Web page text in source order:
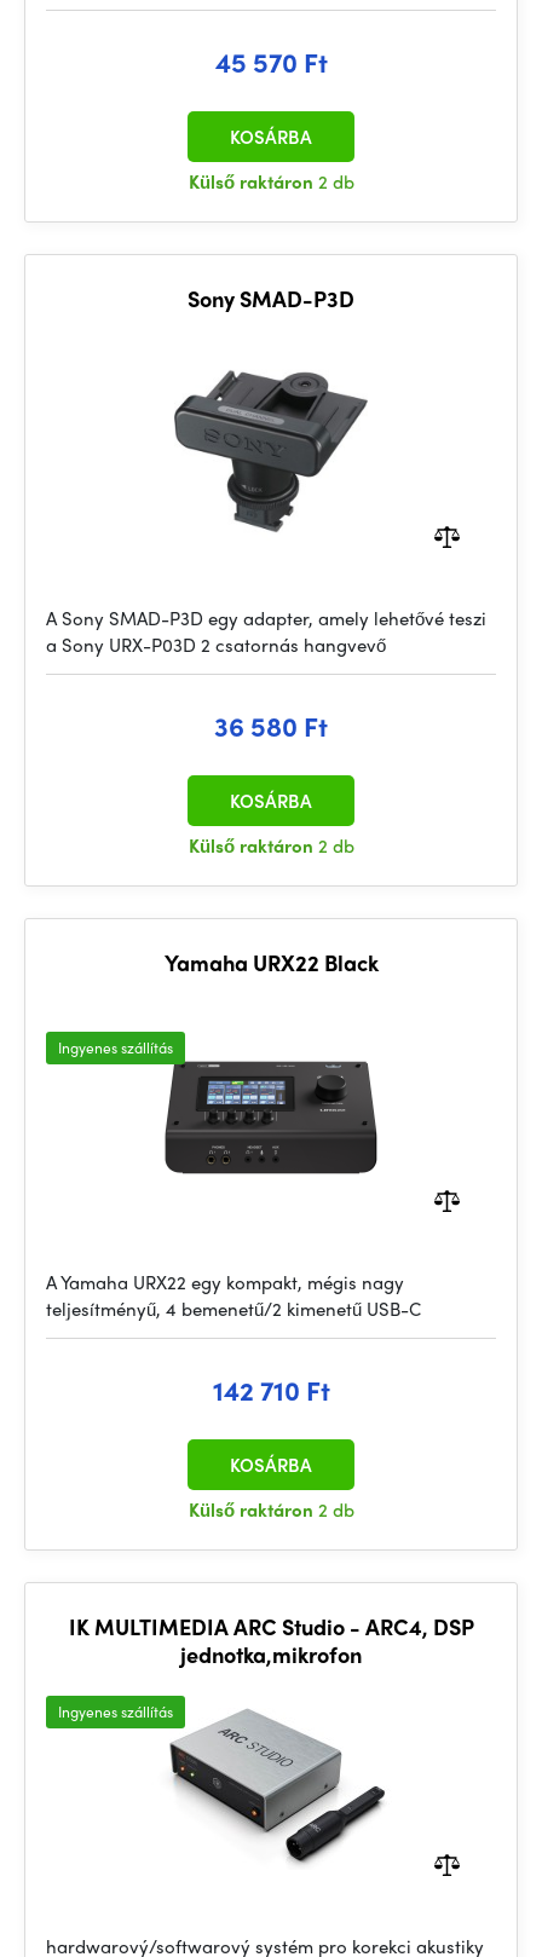
45 570 Ft
Külső raktáron 2 db
KOSÁRBA
Sony SMAD-P3D
A Sony SMAD-P3D egy adapter, amely lehetővé teszi
a Sony URX-P03D 2 csatornás hangvevő
36 580 Ft
Külső raktáron 2 db
KOSÁRBA
Yamaha URX22 Black
Ingyenes szállítás
A Yamaha URX22 egy kompakt, mégis nagy
teljesítményű, 4 bemenetű/2 kimenetű USB-C
142 710 Ft
Külső raktáron 2 db
KOSÁRBA
IK MULTIMEDIA ARC Studio - ARC4, DSP
jednotka,mikrofon
Ingyenes szállítás
hardwarový/softwarový systém pro korekci akustiky